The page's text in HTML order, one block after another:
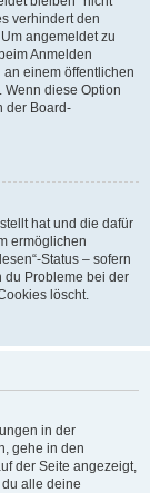
verhindert den
angemeldet zu
Anmelden
einem öffentlichen
Wenn diese Option
der Board-
hat und die dafür
ermöglichen
Status – sofern
du Probleme bei der
löscht.
in der
gehe in den
der Seite angezeigt,
alle deine